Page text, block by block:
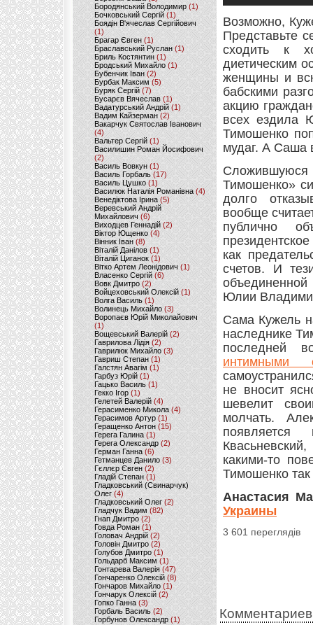
Бородянський Володимир (1)
Бочковський Сергій (1)
Боядін В'ячеслав Сергійович
(1)
Брагар Євген (1)
Браславський Руслан (1)
Бриль Костянтин (1)
Бродський Михайло (1)
Бубенчик Іван(2)
Бурбак Максим (5)
Буряк Сергій (7)
Бусарєв Вячеслав (1)
Вадатурський Андрій (1)
Вадим Кайзерман (2)
Вакарчук Святослав Іванович
(4)
Вальтер Сергій (1)
Василишин Роман Йосифович
(2)
Василь Вовкун (1)
Василь Горбаль (17)
Василь Цушко (1)
Василюк Наталія Романівна (4)
Венедіктова Ірина(5)
Веревський Андрій
Михайлович (6)
Виходцев Геннадій (2)
Віктор Ющенко (4)
Вінник Іван (8)
Віталій Данілов (1)
Віталій Циганок (1)
Вітко Артем Леонідович(1)
Власенко Сергій (6)
Вовк Дмитро(2)
Войцеховський Олексій(1)
Волга Василь (1)
Волинець Михайло (3)
Воропаєв Юрій Миколайович
(1)
Вощевський Валерій(2)
Гаврилова Лідія (2)
Гаврилюк Михайло (3)
Гавриш Степан (1)
Галстян Авагім (1)
Гарбуз Юрій (1)
Гацько Василь (1)
Гекко Ігор(1)
Гелетей Валерій (4)
Герасименко Микола (4)
Герасимов Артур (1)
Геращенко Антон(15)
Герега Галина (1)
Герега Олександр (2)
Герман Ганна (6)
Гетманцев Данило (3)
Гєллєр Євген (2)
Гладій Степан(1)
Гладковський (Свинарчук)
Олег (4)
Гладковський Олег (2)
Гладчук Вадим (82)
Гнап Дмитро (2)
Говда Роман(1)
Головач Андрій (2)
Головін Дмитро (2)
Голубов Дмитро (1)
Гольдарб Максим(1)
Гонтарева Валерія (47)
Гончаренко Олексій(8)
Гончаров Михайло (1)
Гончарук Олексій (2)
Гопко Ганна (3)
Горбаль Василь (2)
Горбунов Олександр (1)
Возможно,
Представьте
сходить к
диетическим
женщины и
бабскими
акцию
всех ездила
Тимошенко
мудаг. А Саша
Тимошенко»
долго
вообще
публично
как
счетов. И
Юлии
Сама Кужель
наследнике
последней
интимными
не вносит
шевелит
молчать.
какими-то
Тимошенко
Анастасия
Украины
3 601 переглядів